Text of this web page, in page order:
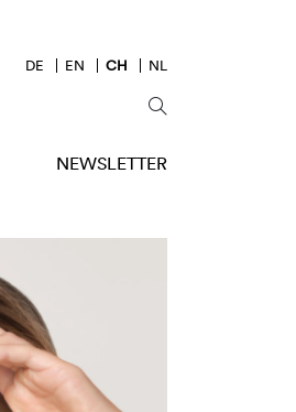
DE EN CH NL
NEWSLETTER